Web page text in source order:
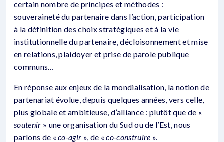
certain nombre de principes et méthodes :
souveraineté du partenaire dans l’action, participation
à la définition des choix stratégiques et à la vie
institutionnelle du partenaire, décloisonnement et mise
en relations, plaidoyer et prise de parole publique
communs…
En réponse aux enjeux de la mondialisation, la notion de
partenariat évolue, depuis quelques années, vers celle,
plus globale et ambitieuse, d’alliance : plutôt que de «
soutenir » une organisation du Sud ou de l’Est, nous
parlons de «co-agir », de «co-construire ».